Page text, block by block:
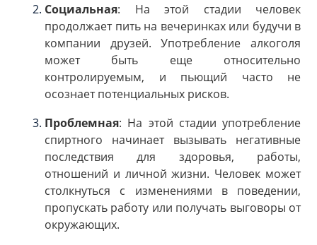
Социальная: На этой стадии человек
продолжает пить на вечеринках или будучи в
компании друзей. Употребление алкоголя
может быть еще относительно
контролируемым, и пьющий часто не
осознает потенциальных рисков.
Проблемная: На этой стадии употребление
спиртного начинает вызывать негативные
последствия для здоровья, работы,
отношений и личной жизни. Человек может
столкнуться с изменениями в поведении,
пропускать работу или получать выговоры от
окружающих.